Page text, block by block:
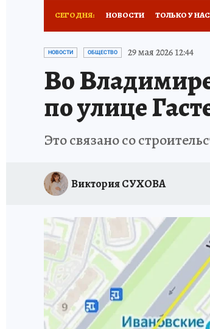
СЕГОДНЯ: НОВОСТИ ТОЛЬКО У НАС
ИСПЫТАНО НА СЕБЕ
НОВОСТИ ОБЩЕСТВО 29 мая 2026 12:44
Во
по улице
Это связано со
Виктория СУХОВА